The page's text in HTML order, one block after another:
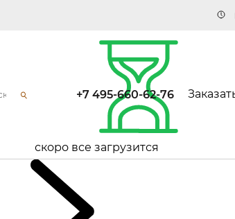
скоро все загрузится
+7 495-660-62-76